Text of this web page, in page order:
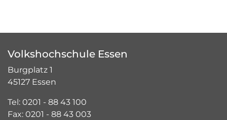
Volkshochschule Essen
Burgplatz 1
45127 Essen
Tel: 0201 - 88 43 100
Fax: 0201 - 88 43 003